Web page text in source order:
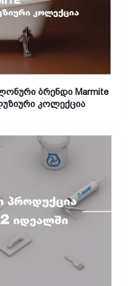
ბრენდი Marmite
კოლექცია